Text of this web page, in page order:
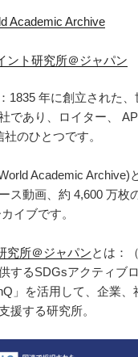
Academic Archive
ント研究所＠ジャパン
1835 年に創立された
であり、ロイター、
のひとつです。
Academic Archive)
ス動画、約 4,600 万枚
イブです。
究所＠ジャパンとは：
するSDGsアクティブ
」を活用して、企業
援する研究所。